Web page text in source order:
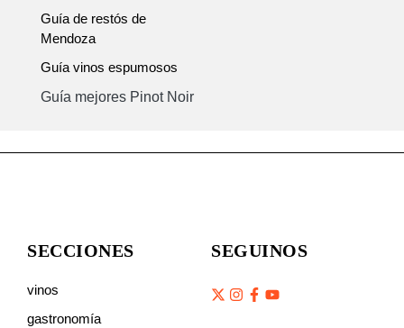
Guía de restós de
Mendoza
Guía vinos espumosos
Guía mejores Pinot Noir
SECCIONES
vinos
gastronomía
SEGUINOS